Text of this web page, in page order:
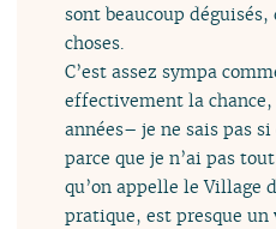
sont beaucoup
choses.
C’est assez sympa
effectivement la
années– je ne sais pas
parce que je n’ai pas
qu’on appelle le Village
pratique, est presque